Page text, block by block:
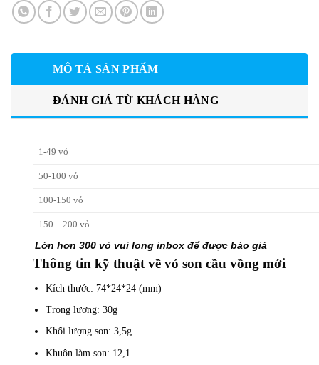
MÔ TẢ SẢN PHẨM
ĐÁNH GIÁ TỪ KHÁCH HÀNG
1-49 vỏ
50-100 vỏ
100-150 vỏ
150 – 200 vỏ
Lớn hơn 300 vỏ vui long inbox để được báo giá
Thông tin kỹ thuật về vỏ son cầu vồng mới
Kích thước: 74*24*24 (mm)
Trọng lượng: 30g
Khối lượng son: 3,5g
Khuôn làm son: 12,1